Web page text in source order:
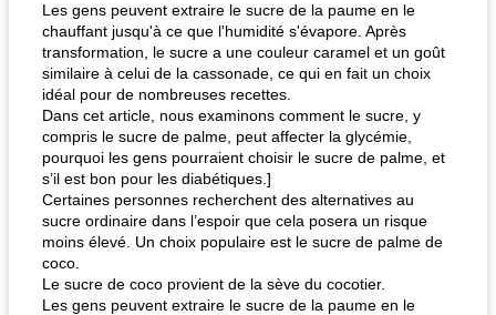
Les gens peuvent extraire le sucre de la paume en le
chauffant jusqu'à ce que l'humidité s'évapore. Après
transformation, le sucre a une couleur caramel et un goût
similaire à celui de la cassonade, ce qui en fait un choix
idéal pour de nombreuses recettes.
Dans cet article, nous examinons comment le sucre, y
compris le sucre de palme, peut affecter la glycémie,
pourquoi les gens pourraient choisir le sucre de palme, et
s’il est bon pour les diabétiques.]
Certaines personnes recherchent des alternatives au
sucre ordinaire dans l’espoir que cela posera un risque
moins élevé. Un choix populaire est le sucre de palme de
coco.
Le sucre de coco provient de la sève du cocotier.
Les gens peuvent extraire le sucre de la paume en le